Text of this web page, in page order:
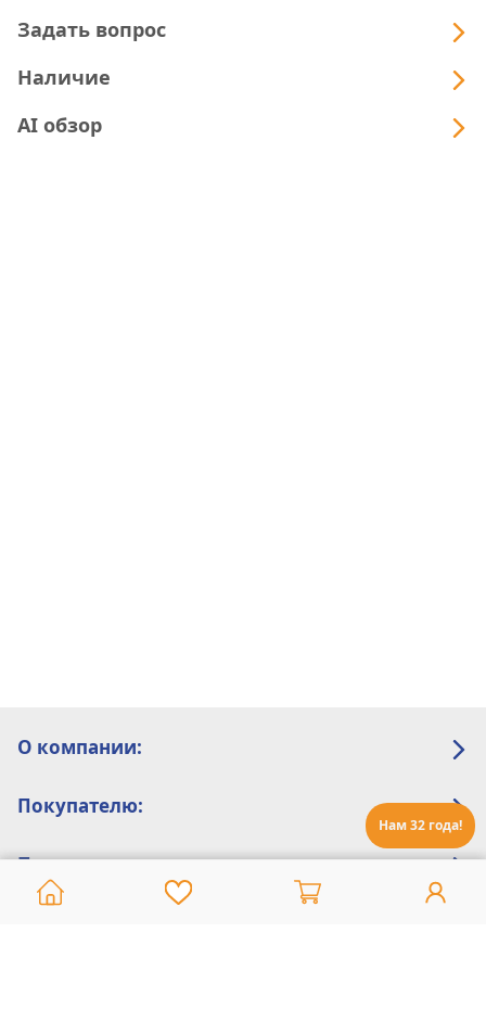
Нам 32 года!
Задать вопрос
Наличие
AI обзор
О компании:
Покупателю:
Помощь: